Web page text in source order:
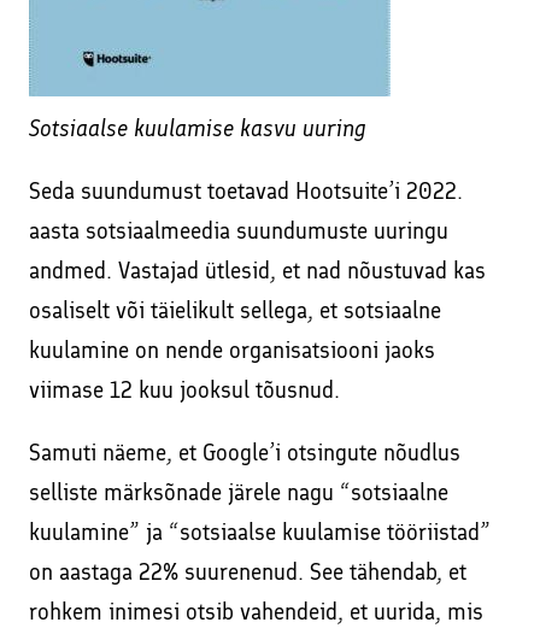
Sotsiaalse kuulamise kasvu uuring
Seda suundumust toetavad Hootsuite’i 2022.
aasta sotsiaalmeedia suundumuste uuringu
andmed. Vastajad ütlesid, et nad nõustuvad kas
osaliselt või täielikult sellega, et sotsiaalne
kuulamine on nende organisatsiooni jaoks
viimase 12 kuu jooksul tõusnud.
Samuti näeme, et Google’i otsingute nõudlus
selliste märksõnade järele nagu “sotsiaalne
kuulamine” ja “sotsiaalse kuulamise tööriistad”
on aastaga 22% suurenenud. See tähendab, et
rohkem inimesi otsib vahendeid, et uurida, mis